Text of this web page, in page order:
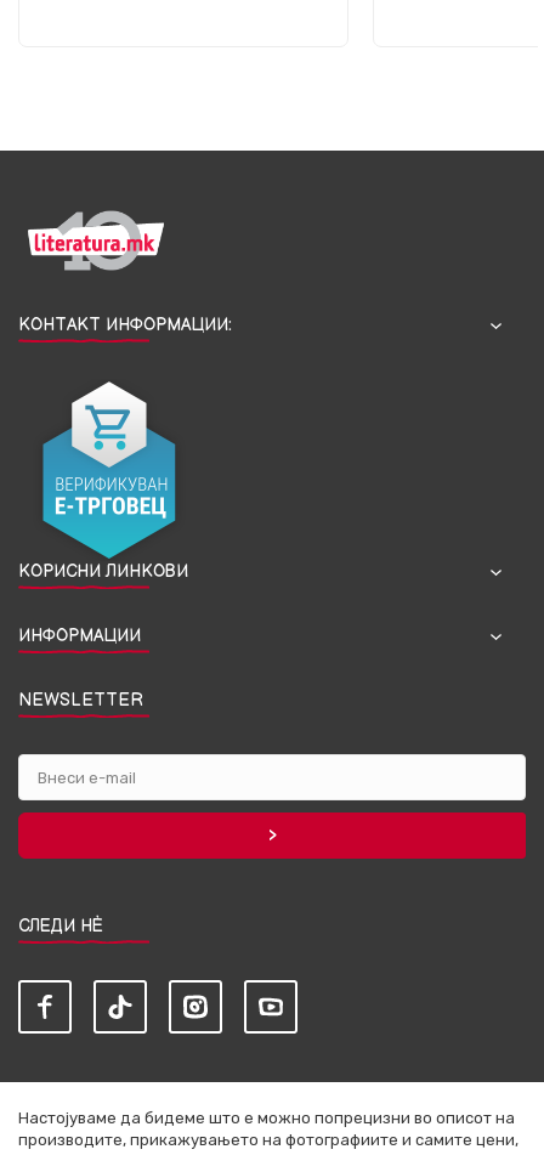
КОНТАКТ ИНФОРМАЦИИ:
КОРИСНИ ЛИНКОВИ
ИНФОРМАЦИИ
NEWSLETTER
СЛЕДИ НЀ
Настојуваме да бидеме што е можно попрецизни во описот на
производите, прикажувањето на фотографиите и самите цени,